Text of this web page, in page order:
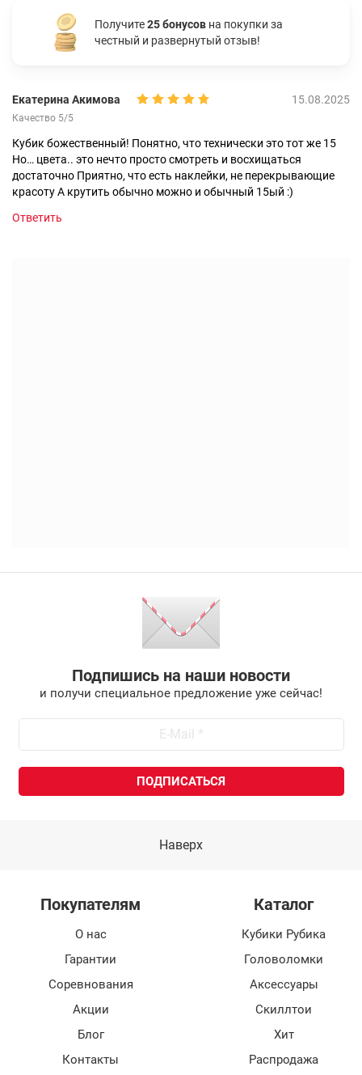
Получите25 бонусов на покупки за
честный и развернутый отзыв!
Екатерина Акимова 15.08.2025
Качество 5/5
Кубик божественный! Понятно, что технически это тот же 15
Но… цвета.. это нечто просто смотреть и восхищаться
достаточно Приятно, что есть наклейки, не перекрывающие
красоту А крутить обычно можно и обычный 15ый :)
Ответить
Подпишись на наши новости
и получи специальное предложение уже сейчас!
Наверх
Покупателям
О нас
Гарантии
Соревнования
Акции
Блог
Контакты
Каталог
Кубики Рубика
Головоломки
Аксессуары
Скиллтои
Хит
Распродажа